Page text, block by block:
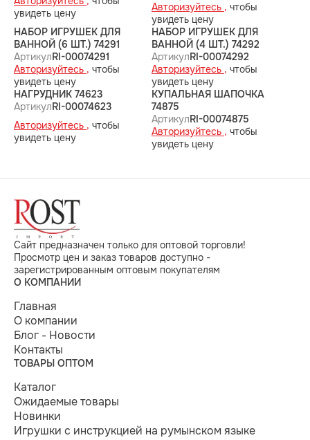
увидеть цену
Авторизуйтесь , чтобы
увидеть цену
НАБОР ИГРУШЕК ДЛЯ
ВАННОЙ (6 ШТ.) 74291
АртикулRI-00074291
Авторизуйтесь , чтобы
увидеть цену
НАБОР ИГРУШЕК ДЛЯ
ВАННОЙ (4 ШТ.) 74292
АртикулRI-00074292
Авторизуйтесь , чтобы
увидеть цену
НАГРУДНИК 74623
АртикулRI-00074623
Авторизуйтесь , чтобы
увидеть цену
КУПАЛЬНАЯ ШАПОЧКА
74875
АртикулRI-00074875
Авторизуйтесь , чтобы
увидеть цену
Сайт предназначен только для оптовой торговли!
Просмотр цен и заказ товаров доступно -
зарегистрированным оптовым покупателям
О КОМПАНИИ
Главная
О компании
Блог - Новости
Контакты
ТОВАРЫ ОПТОМ
Каталог
Ожидаемые товары
Новинки
Игрушки с инструкцией на румынском языке